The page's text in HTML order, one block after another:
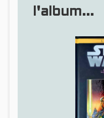
l'album...